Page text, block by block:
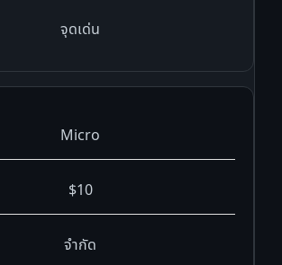
จุดเด่น
Micro
$10
จำกัด